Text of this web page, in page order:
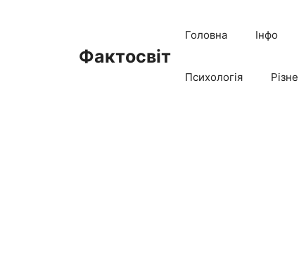
Фактосвіт
Головна Інфо
Психологія Різне